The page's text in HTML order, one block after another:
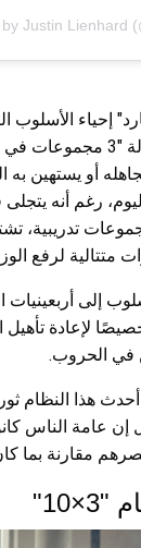
Justin Lienhard
إحياء الأسلوب
أو يستهين
رغم أنه
تدريبية،
متتالية لرفع
إلى
لإعادة تأهيل
في الحروب.
هذا النظام
إن عامة الناس
مقارنة بما